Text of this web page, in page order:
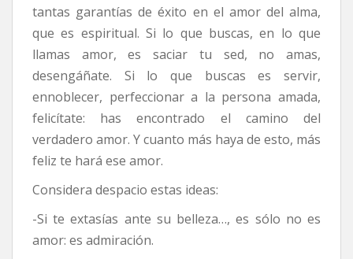
tantas garantías de éxito en el amor del alma,
que es espiritual. Si lo que buscas, en lo que
llamas amor, es saciar tu sed, no amas,
desengáñate. Si lo que buscas es servir,
ennoblecer, perfeccionar a la persona amada,
felicítate: has encontrado el camino del
verdadero amor. Y cuanto más haya de esto, más
feliz te hará ese amor.
Considera despacio estas ideas:
-Si te extasías ante su belleza…, es sólo no es
amor: es admiración.